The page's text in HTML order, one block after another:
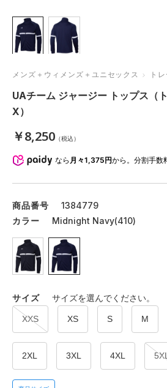
メンズ＋ウィメンズ＋ユニセックス ト
UAチーム ジャージー トップス（
X）
￥8,250 （税込）
なら 月々1,375円から。分割手数
商品番号
1384779
カラー
Midnight Navy(410)
サイズ サイズを選んでください。
XXS XS S M
2XL 3XL 4XL 5XL